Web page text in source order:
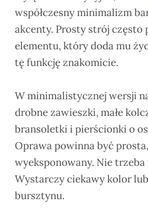
współczesny minimalizm
akcenty. Prosty strój często
elementu, który doda mu
tę funkcję znakomicie.
W minimalistycznej wersji
drobne zawieszki, małe
bransoletki i pierścionki o
Oprawa powinna być
wyeksponowany. Nie
Wystarczy ciekawy kolor
bursztynu.